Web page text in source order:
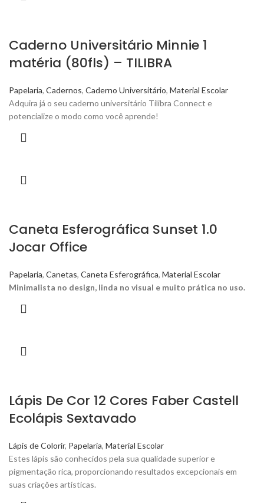
Caderno Universitário Minnie 1
matéria (80fls) – TILIBRA
Papelaria, Cadernos, Caderno Universitário, Material Escolar
Adquira já o seu caderno universitário Tilibra Connect e
potencialize o modo como você aprende!
Caneta Esferográfica Sunset 1.0
Jocar Office
Papelaria, Canetas, Caneta Esferográfica, Material Escolar
Minimalista no design, linda no visual e muito prática no uso.
Lápis De Cor 12 Cores Faber Castell
Ecolápis Sextavado
Lápis de Colorir, Papelaria, Material Escolar
Estes lápis são conhecidos pela sua qualidade superior e
pigmentação rica, proporcionando resultados excepcionais em
suas criações artísticas.